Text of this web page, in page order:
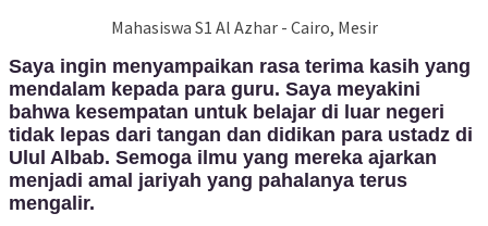
Mahasiswa S1 Al Azhar - Cairo, Mesir
Saya ingin menyampaikan rasa terima kasih yang
mendalam kepada para guru. Saya meyakini
bahwa kesempatan untuk belajar di luar negeri
tidak lepas dari tangan dan didikan para ustadz di
Ulul Albab. Semoga ilmu yang mereka ajarkan
menjadi amal jariyah yang pahalanya terus
mengalir.